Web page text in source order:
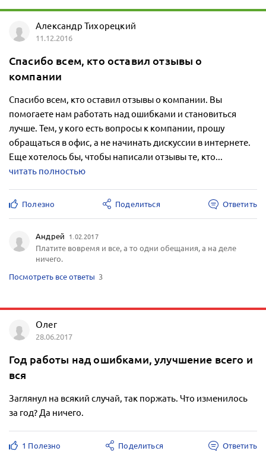
Александр Тихорецкий
11.12.2016
Спасибо всем, кто оставил отзывы о
компании
Спасибо всем, кто оставил отзывы о компании. Вы
помогаете нам работать над ошибками и становиться
лучше. Тем, у кого есть вопросы к компании, прошу
обращаться в офис, а не начинать дискуссии в интернете.
Еще хотелось бы, чтобы написали отзывы те, кто...
читать полностью
Полезно Поделиться Ответить
Андрей 1.02.2017
Платите вовремя и все, а то одни обещания, а на деле
ничего.
Посмотреть все ответы 3
Олег
28.06.2017
Год работы над ошибками, улучшение всего и
вся
Заглянул на всякий случай, так поржать. Что изменилось
за год? Да ничего.
1 Полезно Поделиться Ответить